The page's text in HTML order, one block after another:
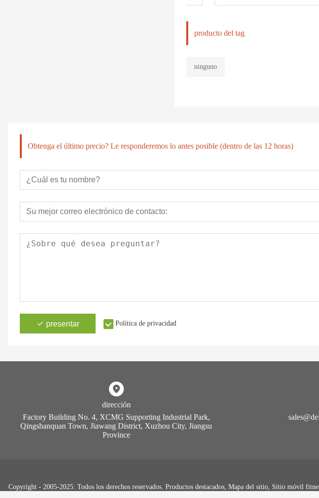
producto del tag
ninguno
Obtenga el último precio? Le responderemos lo antes posible (dentro de las 12 horas)
presentar Política de privacidad
dirección
Factory Building No. 4, XCMG Supporting Industrial Park,
Qingshanquan Town, Jiawang District, Xuzhou City, Jiangsu
Province
Copyright - 2005-2025: Todos los derechos reservados. Productos destacados, Mapa del sitio, Sitio móvil